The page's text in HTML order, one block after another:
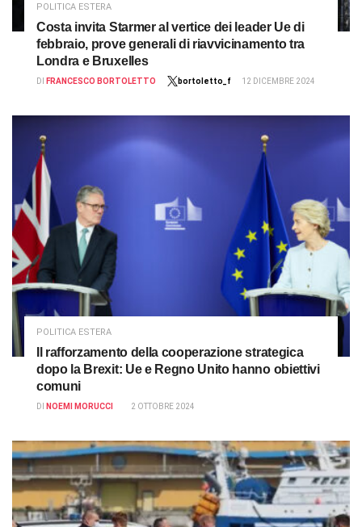
POLITICA ESTERA
Costa invita Starmer al vertice dei leader Ue di
febbraio, prove generali di riavvicinamento tra
Londra e Bruxelles
DI FRANCESCO BORTOLETTO bortoletto_f 12 DICEMBRE 2024
POLITICA ESTERA
Il rafforzamento della cooperazione strategica
dopo la Brexit: Ue e Regno Unito hanno obiettivi
comuni
DI NOEMI MORUCCI 2 OTTOBRE 2024